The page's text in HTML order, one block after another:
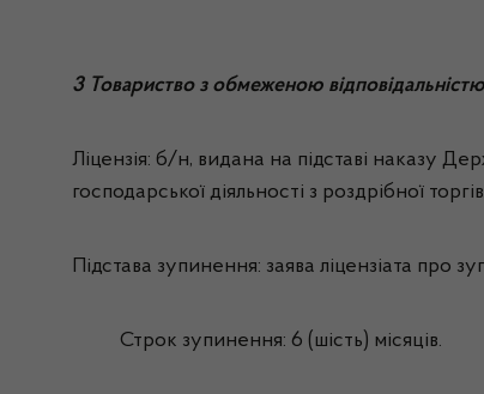
3 Товариство з обмеженою
Ліцензія: б/н, видана на підставі наказу
господарської діяльності з роздрібної
Підстава зупинення: заява ліцензіата про
Строк зупинення: 6 (шість) місяців.